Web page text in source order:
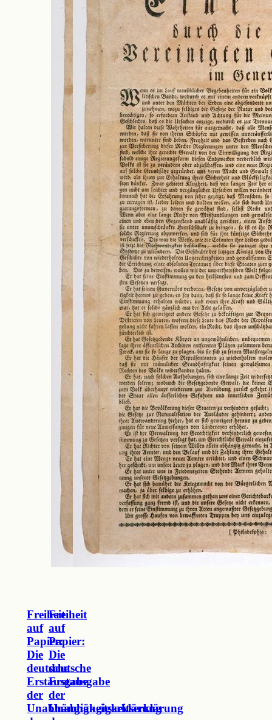
Freiheit
auf
Papier:
Die
deutsche
Erstausgabe
der
Unabhängigkeitserklärung
Freiheit
auf
Papier:
Die
deutsche
Erstausgabe
der
Unabhängigkeitserklärung